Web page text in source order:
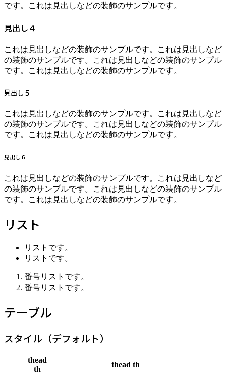
です。これは見出しなどの装飾のサンプルです。
見出し４
これは見出しなどの装飾のサンプルです。これは見出しなど
の装飾のサンプルです。これは見出しなどの装飾のサンプル
です。これは見出しなどの装飾のサンプルです。
見出し５
これは見出しなどの装飾のサンプルです。これは見出しなど
の装飾のサンプルです。これは見出しなどの装飾のサンプル
です。これは見出しなどの装飾のサンプルです。
見出し６
これは見出しなどの装飾のサンプルです。これは見出しなど
の装飾のサンプルです。これは見出しなどの装飾のサンプル
です。これは見出しなどの装飾のサンプルです。
リスト
リストです。
リストです。
番号リストです。
番号リストです。
テーブル
スタイル（デフォルト）
thead
th
thead th